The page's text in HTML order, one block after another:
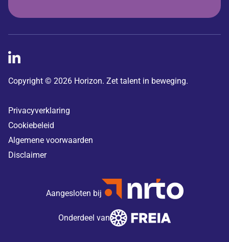
Copyright © 2026 Horizon. Zet talent in beweging.
Privacyverklaring
Cookiebeleid
Algemene voorwaarden
Disclaimer
Aangesloten bij
Onderdeel van